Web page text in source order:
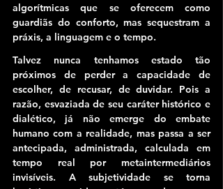
algorítmicas que se oferecem como
guardiãs do conforto, mas sequestram a
práxis, a linguagem e o tempo.
Talvez nunca tenhamos estado tão
próximos de perder a capacidade de
escolher, de recusar, de duvidar. Pois a
razão, esvaziada de seu caráter histórico e
dialético, já não emerge do embate
humano com a realidade, mas passa a ser
antecipada, administrada, calculada em
tempo real por metaintermediários
invisíveis. A subjetividade se torna